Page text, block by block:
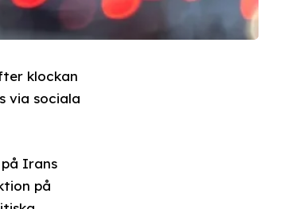
klockan
via sociala
Irans
på